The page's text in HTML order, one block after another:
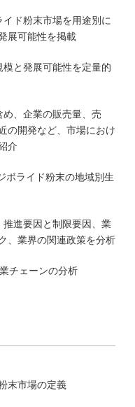
ド粉末市場を用途別に
展可能性を掲載
と発展可能性を定量的
、企業の販売量、売
の開発など、市場におけ
介
ボライド粉末の地域別生
進要因と制限要因、業
、業界の関連政策を分析
チェーンの分析
末市場の定義